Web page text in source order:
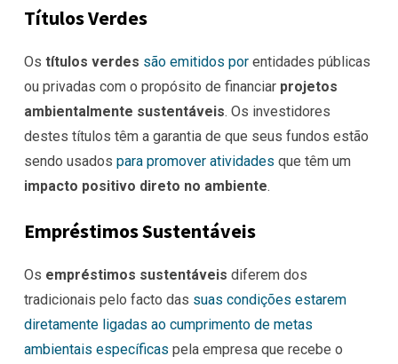
Títulos Verdes
Os títulos verdes são emitidos por entidades públicas
ou privadas com o propósito de financiar projetos
ambientalmente sustentáveis. Os investidores
destes títulos têm a garantia de que seus fundos estão
sendo usados para promover atividades que têm um
impacto positivo direto no ambiente.
Empréstimos Sustentáveis
Os empréstimos sustentáveis diferem dos
tradicionais pelo facto das suas condições estarem
diretamente ligadas ao cumprimento de metas
ambientais específicas pela empresa que recebe o